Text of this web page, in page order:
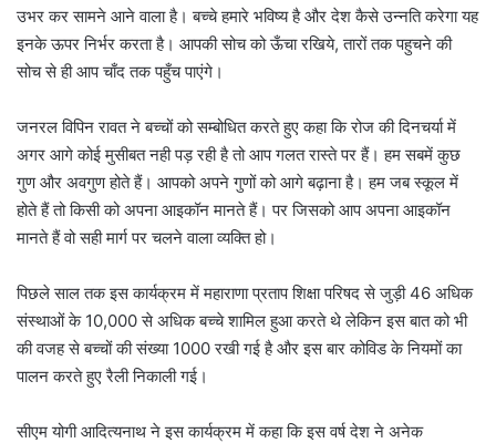
उभर कर सामने आने वाला है। बच्चे हमारे भविष्य है और देश कैसे उन्नति करेगा यह
इनके ऊपर निर्भर करता है। आपकी सोच को ऊँचा रखिये, तारों तक पहुचने की
सोच से ही आप चाँद तक पहुँच पाएंगे।
जनरल विपिन रावत ने बच्चों को सम्बोधित करते हुए कहा कि रोज की दिनचर्या में
अगर आगे कोई मुसीबत नही पड़ रही है तो आप गलत रास्ते पर हैं। हम सबमें कुछ
गुण और अवगुण होते हैं। आपको अपने गुणों को आगे बढ़ाना है। हम जब स्कूल में
होते हैं तो किसी को अपना आइकॉन मानते हैं। पर जिसको आप अपना आइकॉन
मानते हैं वो सही मार्ग पर चलने वाला व्यक्ति हो।
पिछले साल तक इस कार्यक्रम में महाराणा प्रताप शिक्षा परिषद से जुड़ी 46 अधिक
संस्थाओं के 10,000 से अधिक बच्चे शामिल हुआ करते थे लेकिन इस बात को भी
की वजह से बच्चों की संख्या 1000 रखी गई है और इस बार कोविड के नियमों का
पालन करते हुए रैली निकाली गई।
सीएम योगी आदित्यनाथ ने इस कार्यक्रम में कहा कि इस वर्ष देश ने अनेक